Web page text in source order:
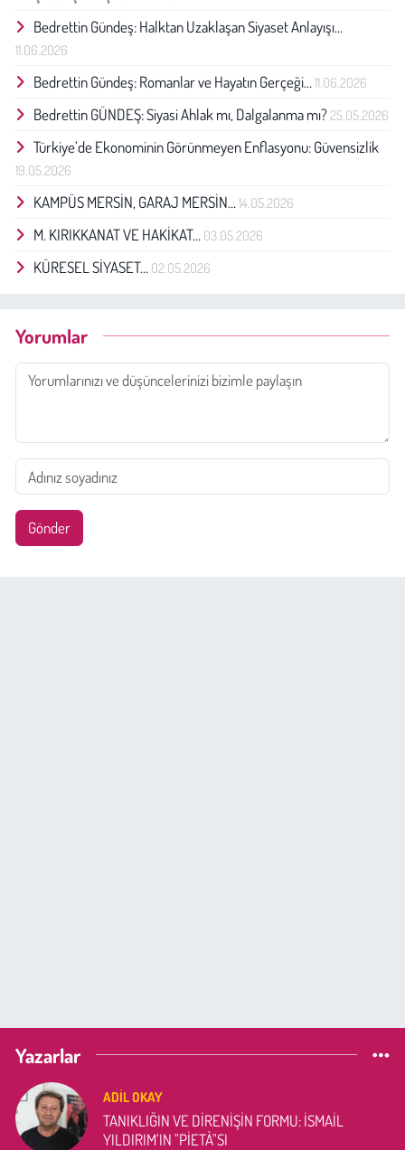
Bedrettin Gündeş: Halktan Uzaklaşan Siyaset Anlayışı…
11.06.2026
Bedrettin Gündeş: Romanlar ve Hayatın Gerçeği… 11.06.2026
Bedrettin GÜNDEŞ: Siyasi Ahlak mı, Dalgalanma mı?25.05.2026
Türkiye’de Ekonominin Görünmeyen Enflasyonu: Güvensizlik
19.05.2026
KAMPÜS MERSİN, GARAJ MERSİN… 14.05.2026
M. KIRIKKANAT VE HAKİKAT… 03.05.2026
KÜRESEL SİYASET… 02.05.2026
Yorumlar
Gönder
Yazarlar
ADIL OKAY
TANIKLIĞIN VE DİRENİŞİN FORMU: İSMAİL
YILDIRIM’IN "PİETÀ"SI